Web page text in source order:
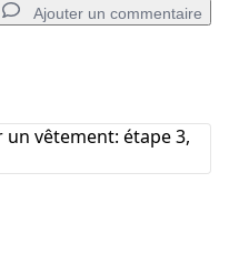
Ajouter un commentaire